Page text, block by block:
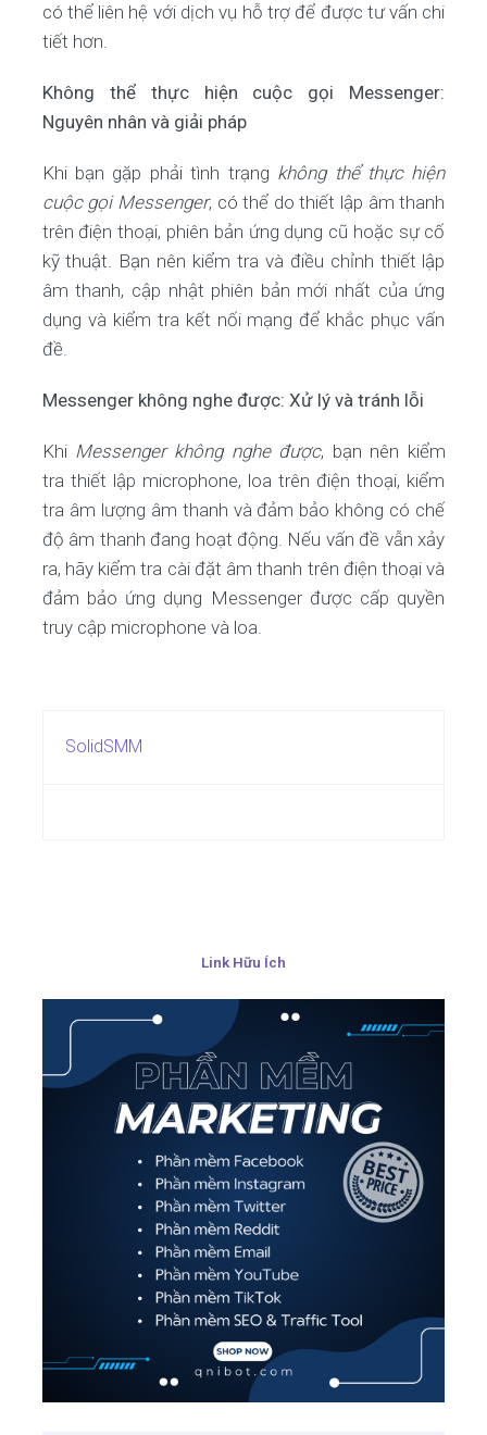
có thể liên hệ với dịch vụ hỗ trợ để được tư vấn chi
tiết hơn.
Không thể thực hiện cuộc gọi Messenger:
Nguyên nhân và giải pháp
Khi bạn gặp phải tình trạng không thể thực hiện
cuộc gọi Messenger, có thể do thiết lập âm thanh
trên điện thoại, phiên bản ứng dụng cũ hoặc sự cố
kỹ thuật. Bạn nên kiểm tra và điều chỉnh thiết lập
âm thanh, cập nhật phiên bản mới nhất của ứng
dụng và kiểm tra kết nối mạng để khắc phục vấn
đề.
Messenger không nghe được: Xử lý và tránh lỗi
Khi Messenger không nghe được, bạn nên kiểm
tra thiết lập microphone, loa trên điện thoại, kiểm
tra âm lượng âm thanh và đảm bảo không có chế
độ âm thanh đang hoạt động. Nếu vấn đề vẫn xảy
ra, hãy kiểm tra cài đặt âm thanh trên điện thoại và
đảm bảo ứng dụng Messenger được cấp quyền
truy cập microphone và loa.
SolidSMM
Link Hữu Ích